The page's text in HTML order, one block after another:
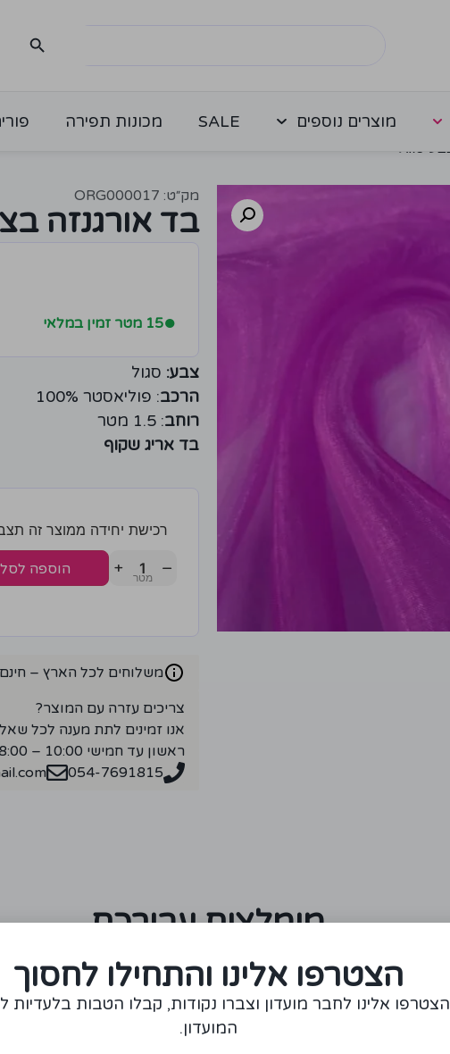
מוצרים נוספים SALE מכונות תפירה
מק״ט: ORG000017
בד אורגנזה
●15 מטר זמין במלאי
צבע: סגול
הרכב: פוליאסטר 100%
רוחב: 1.5 מטר
בד אריג שקוף
רכישת יחידה ממוצר זה תצברו 2
−
+ הוספה לסל
משלוחים לכל הארץ – חינם
צריכים עזרה עם המוצר?
אנו זמינים לתת מענה לכל
ראשון עד חמישי 10:00 – 18:00
054-7691815
מומלצים עבורכם
הצטרפו אלינו והתחילו לחסוך
הצטרפו אלינו לחבר מועדון וצברו נקודות, קבלו הטבות בלעדיות
המועדון.